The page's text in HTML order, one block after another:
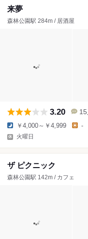
来夢
森林公園駅 284m / 居酒屋
3.20 15
￥4,000～￥4,999 -
火曜日
ザ ピクニック
森林公園駅 142m / カフェ